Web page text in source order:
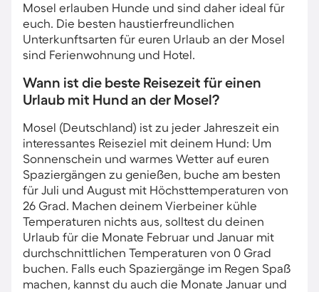
Mosel erlauben Hunde und sind daher ideal für
euch. Die besten haustierfreundlichen
Unterkunftsarten für euren Urlaub an der Mosel
sind Ferienwohnung und Hotel.
Wann ist die beste Reisezeit für einen
Urlaub mit Hund an der Mosel?
Mosel (Deutschland) ist zu jeder Jahreszeit ein
interessantes Reiseziel mit deinem Hund: Um
Sonnenschein und warmes Wetter auf euren
Spaziergängen zu genießen, buche am besten
für Juli und August mit Höchsttemperaturen von
26 Grad. Machen deinem Vierbeiner kühle
Temperaturen nichts aus, solltest du deinen
Urlaub für die Monate Februar und Januar mit
durchschnittlichen Temperaturen von 0 Grad
buchen. Falls euch Spaziergänge im Regen Spaß
machen, kannst du auch die Monate Januar und